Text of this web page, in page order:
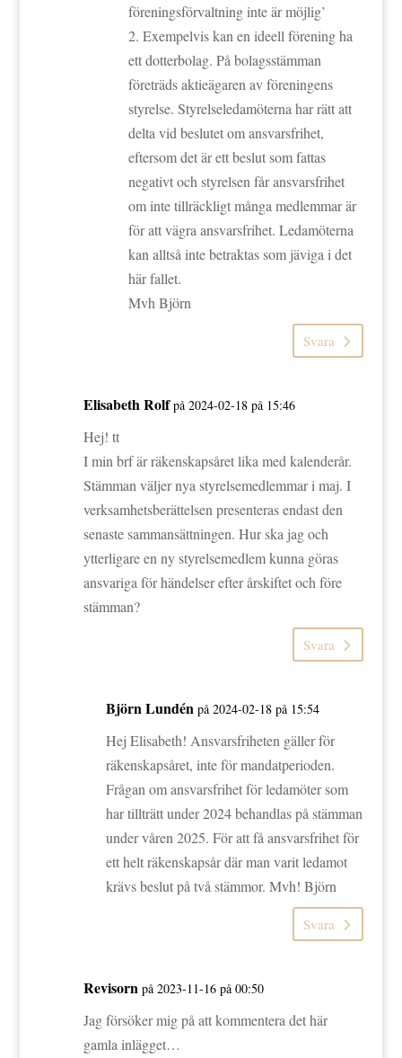
föreningsförvaltning inte är möjlig’
2. Exempelvis kan en ideell förening ha
ett dotterbolag. På bolagsstämman
företräds aktieägaren av föreningens
styrelse. Styrelseledamöterna har rätt att
delta vid beslutet om ansvarsfrihet,
eftersom det är ett beslut som fattas
negativt och styrelsen får ansvarsfrihet
om inte tillräckligt många medlemmar är
för att vägra ansvarsfrihet. Ledamöterna
kan alltså inte betraktas som jäviga i det
här fallet.
Mvh Björn
Svara
Elisabeth Rolf på 2024-02-18 på 15:46
Hej! tt
I min brf är räkenskapsåret lika med kalenderår.
Stämman väljer nya styrelsemedlemmar i maj. I
verksamhetsberättelsen presenteras endast den
senaste sammansättningen. Hur ska jag och
ytterligare en ny styrelsemedlem kunna göras
ansvariga för händelser efter årskiftet och före
stämman?
Svara
Björn Lundén på 2024-02-18 på 15:54
Hej Elisabeth! Ansvarsfriheten gäller för
räkenskapsåret, inte för mandatperioden.
Frågan om ansvarsfrihet för ledamöter som
har tillträtt under 2024 behandlas på stämman
under våren 2025. För att få ansvarsfrihet för
ett helt räkenskapsår där man varit ledamot
krävs beslut på två stämmor. Mvh! Björn
Svara
Revisorn på 2023-11-16 på 00:50
Jag försöker mig på att kommentera det här
gamla inlägget…